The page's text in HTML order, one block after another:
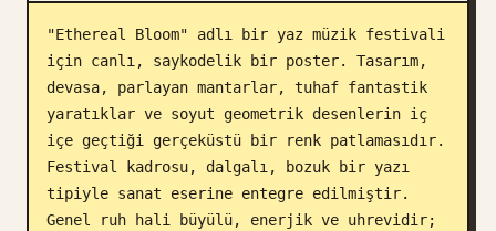
Blog
Güncellemeler
"Ethereal Bloom" adlı bir yaz müzik festivali
için canlı, saykodelik bir poster. Tasarım,
devasa, parlayan mantarlar, tuhaf fantastik
yaratıklar ve soyut geometrik desenlerin iç
içe geçtiği gerçeküstü bir renk patlamasıdır.
Festival kadrosu, dalgalı, bozuk bir yazı
tipiyle sanat eserine entegre edilmiştir.
Genel ruh hali büyülü, enerjik ve uhrevidir;